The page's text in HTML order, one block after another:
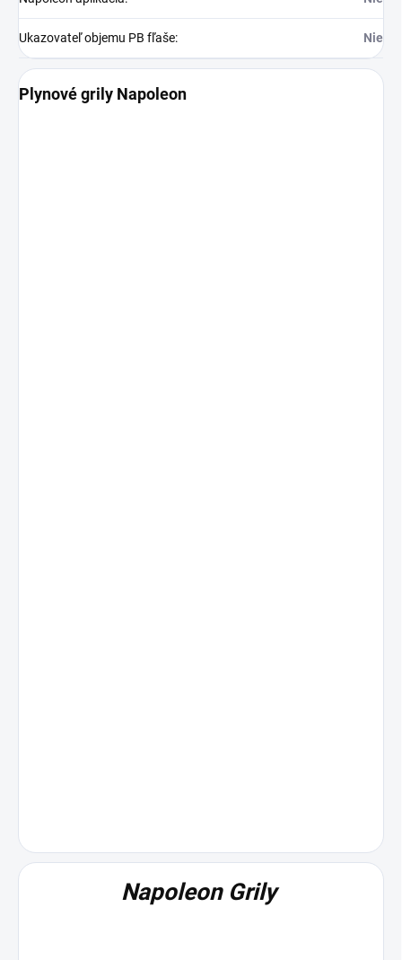
Ukazovateľ objemu PB fľaše: Nie
Plynové grily Napoleon
Napoleon Grily